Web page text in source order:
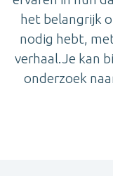
het belangrijk
nodig hebt,
verhaal.Je kan
onderzoek